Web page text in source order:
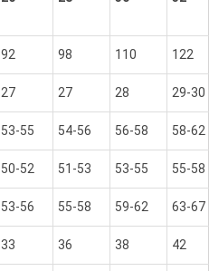
92 98 110 122
27 27 28 29-30
53-55 54-56 56-58 58-62
50-52 51-53 53-55 55-58
53-56 55-58 59-62 63-67
33 36 38 42